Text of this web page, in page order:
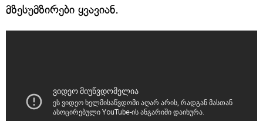
მზესუმზირები ყვავიან.